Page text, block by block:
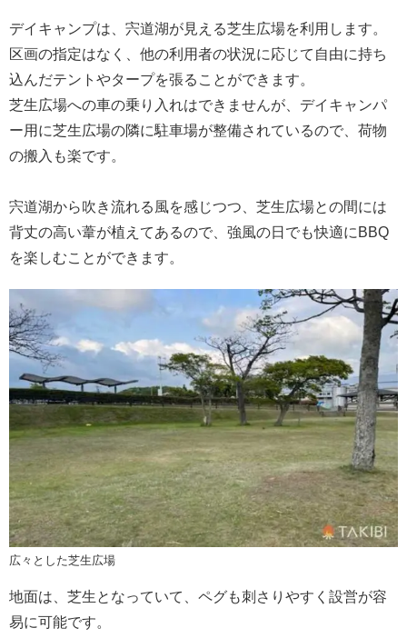
デイキャンプは、宍道湖が見える芝生広場を利用します。
区画の指定はなく、他の利用者の状況に応じて自由に持ち
込んだテントやタープを張ることができます。
芝生広場への車の乗り入れはできませんが、デイキャンパ
ー用に芝生広場の隣に駐車場が整備されているので、荷物
の搬入も楽です。
宍道湖から吹き流れる風を感じつつ、芝生広場との間には
背丈の高い葦が植えてあるので、強風の日でも快適にBBQ
を楽しむことができます。
広々とした芝生広場
地面は、芝生となっていて、ペグも刺さりやすく設営が容
易に可能です。